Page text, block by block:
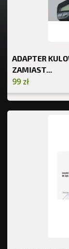
ADAPTER
ZAMIAST...
99 zł